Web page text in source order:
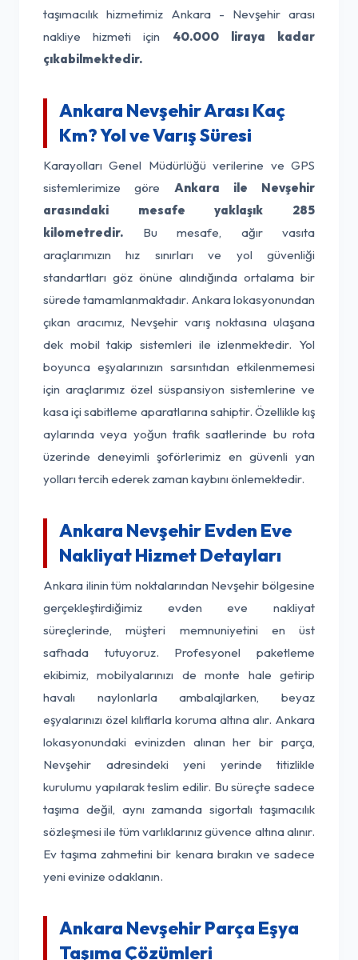
taşımacılık hizmetimiz Ankara - Nevşehir arası
nakliye hizmeti için 40.000 liraya kadar
çıkabilmektedir.
Ankara Nevşehir Arası Kaç
Km? Yol ve Varış Süresi
Karayolları Genel Müdürlüğü verilerine ve GPS
sistemlerimize göre Ankara ile Nevşehir
arasındaki mesafe yaklaşık 285
kilometredir. Bu mesafe, ağır vasıta
araçlarımızın hız sınırları ve yol güvenliği
standartları göz önüne alındığında ortalama bir
sürede tamamlanmaktadır. Ankara lokasyonundan
çıkan aracımız, Nevşehir varış noktasına ulaşana
dek mobil takip sistemleri ile izlenmektedir. Yol
boyunca eşyalarınızın sarsıntıdan etkilenmemesi
için araçlarımız özel süspansiyon sistemlerine ve
kasa içi sabitleme aparatlarına sahiptir. Özellikle kış
aylarında veya yoğun trafik saatlerinde bu rota
üzerinde deneyimli şoförlerimiz en güvenli yan
yolları tercih ederek zaman kaybını önlemektedir.
Ankara Nevşehir Evden Eve
Nakliyat Hizmet Detayları
Ankara ilinin tüm noktalarından Nevşehir bölgesine
gerçekleştirdiğimiz evden eve nakliyat
süreçlerinde, müşteri memnuniyetini en üst
safhada tutuyoruz. Profesyonel paketleme
ekibimiz, mobilyalarınızı de monte hale getirip
havalı naylonlarla ambalajlarken, beyaz
eşyalarınızı özel kılıflarla koruma altına alır. Ankara
lokasyonundaki evinizden alınan her bir parça,
Nevşehir adresindeki yeni yerinde titizlikle
kurulumu yapılarak teslim edilir. Bu süreçte sadece
taşıma değil, aynı zamanda sigortalı taşımacılık
sözleşmesi ile tüm varlıklarınız güvence altına alınır.
Ev taşıma zahmetini bir kenara bırakın ve sadece
yeni evinize odaklanın.
Ankara Nevşehir Parça Eşya
Taşıma Çözümleri